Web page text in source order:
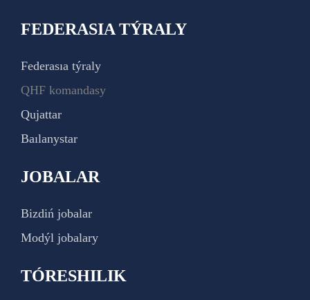
FEDERASIA TÝRALY
Federasıa týraly
QHF komandasy
Qujattar
Baılanystar
JOBALAR
Bizdiń jobalar
Modýl jobalary
TÓRESHILIK